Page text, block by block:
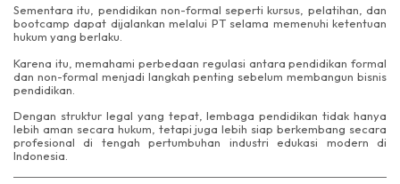
Sementara itu, pendidikan non-formal seperti kursus, pelatihan, dan
bootcamp dapat dijalankan melalui PT selama memenuhi ketentuan
hukum yang berlaku.
Karena itu, memahami perbedaan regulasi antara pendidikan formal
dan non-formal menjadi langkah penting sebelum membangun bisnis
pendidikan.
Dengan struktur legal yang tepat, lembaga pendidikan tidak hanya
lebih aman secara hukum, tetapi juga lebih siap berkembang secara
profesional di tengah pertumbuhan industri edukasi modern di
Indonesia.